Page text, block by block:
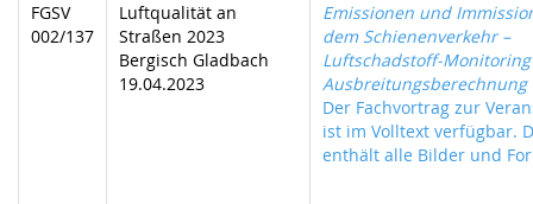
FGSV
002/137
Luftqualität an
Straßen 2023
Bergisch Gladbach
19.04.2023
Emissionen und
dem Schienenverkehr –
Luftschadstoff-
Ausbreitungsberechnung
Der Fachvortrag zur
ist im Volltext verfügbar.
enthält alle Bilder und